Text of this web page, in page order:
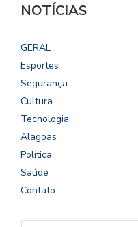
NOTÍCIAS
GERAL
Esportes
Segurança
Cultura
Tecnologia
Alagoas
Política
Saúde
Contato